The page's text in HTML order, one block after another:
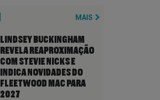
MAIS
LINDSEY BUCKINGHAM
REVELA REAPROXIMAÇÃO
COM STEVIE NICKS E
INDICA NOVIDADES DO
FLEETWOOD MAC PARA
2027